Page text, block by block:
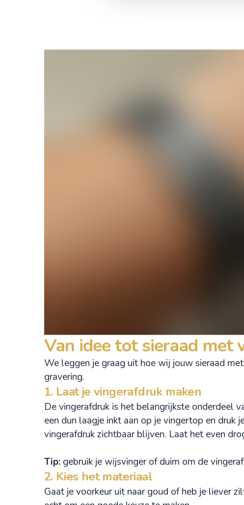
Van idee tot sieraad met
We leggen je graag uit hoe wij jouw sieraad
gravering.
1. Laat je vingerafdruk maken
De vingerafdruk is het belangrijkste onderdeel
een dun laagje inkt aan op je vingertop en
vingerafdruk zichtbaar blijven. Laat het even
Tip:gebruik je wijsvinger of duim om de
2. Kies het materiaal
Gaat je voorkeur uit naar goud of heb je liever